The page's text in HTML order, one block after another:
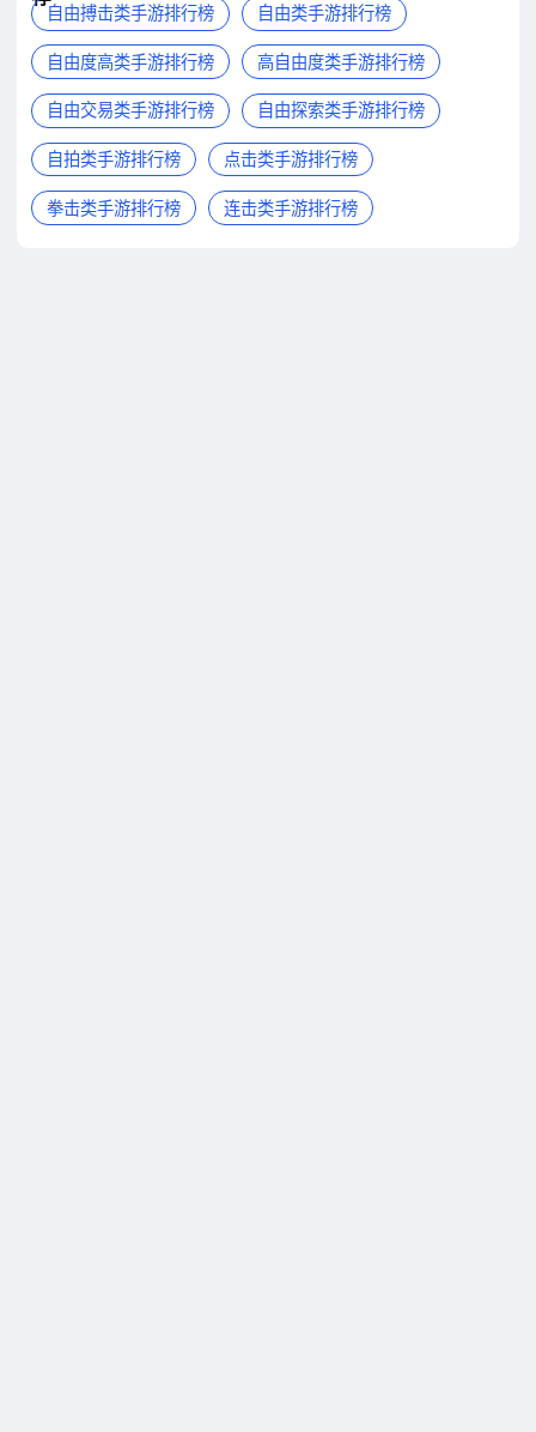
自由搏击类手游排行榜 自由类手游排行榜
自由度高类手游排行榜 高自由度类手游排行榜
自由交易类手游排行榜 自由探索类手游排行榜
自拍类手游排行榜 点击类手游排行榜
拳击类手游排行榜 连击类手游排行榜